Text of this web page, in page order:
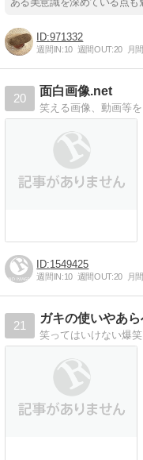
971332
週間IN:10 週間OUT:20 月
20
面白画像.net
笑える画像、動画等
1549425
週間IN:10 週間OUT:20 月
21
ガキの使いやあ